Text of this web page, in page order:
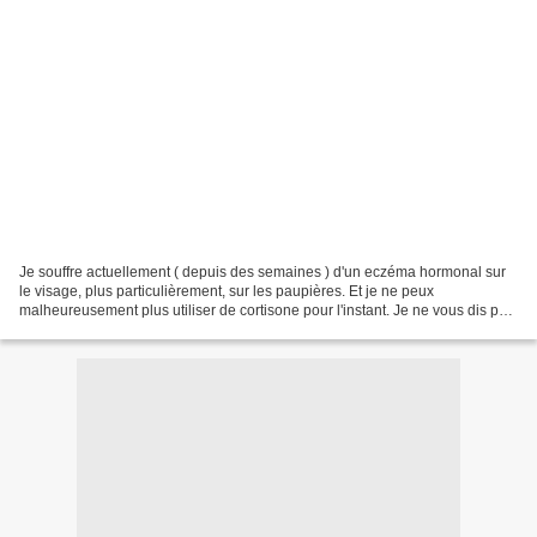
Je souffre actuellement ( depuis des semaines ) d'un eczéma hormonal sur
le visage, plus particulièrement, sur les paupières. Et je ne peux
malheureusement plus utiliser de cortisone pour l'instant. Je ne vous dis pas